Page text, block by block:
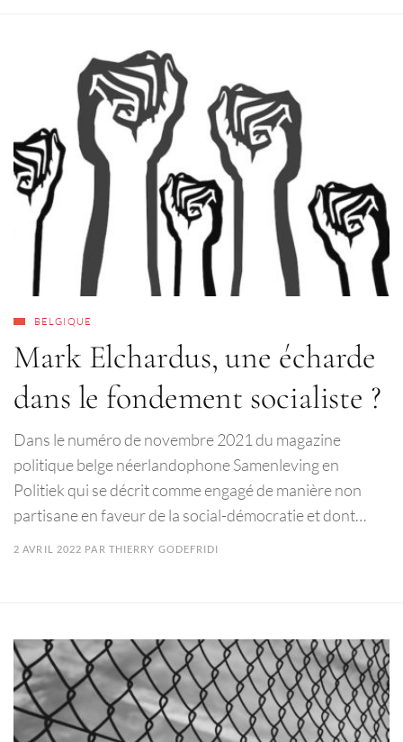
BELGIQUE
Mark Elchardus, une écharde
dans le fondement socialiste ?
Dans le numéro de novembre 2021 du magazine
politique belge néerlandophone Samenleving en
Politiek qui se décrit comme engagé de manière non
partisane en faveur de la social-démocratie et dont…
2 AVRIL 2022 PAR THIERRY GODEFRIDI